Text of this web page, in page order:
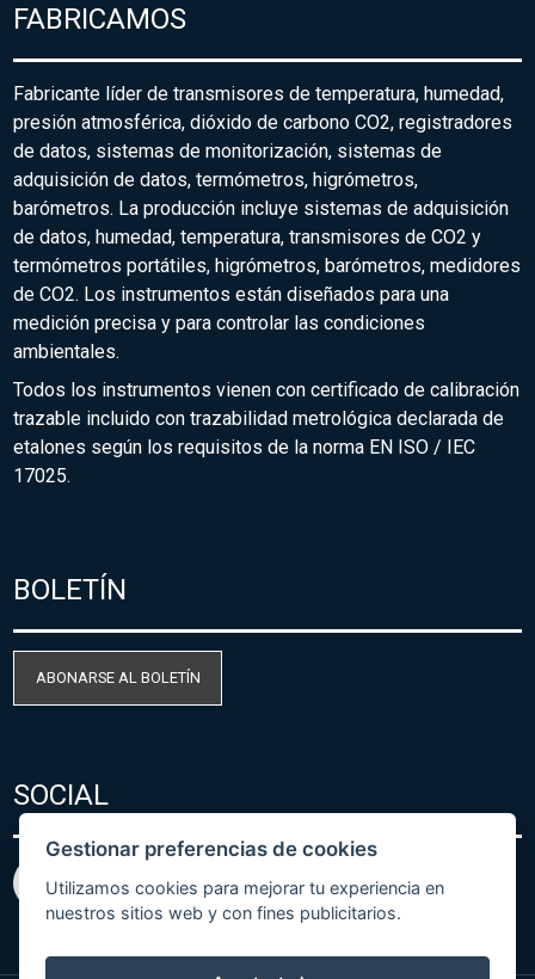
FABRICAMOS
Fabricante líder de transmisores de temperatura, humedad,
presión atmosférica, dióxido de carbono CO2, registradores
de datos, sistemas de monitorización, sistemas de
adquisición de datos, termómetros, higrómetros,
barómetros. La producción incluye sistemas de adquisición
de datos, humedad, temperatura, transmisores de CO2 y
termómetros portátiles, higrómetros, barómetros, medidores
de CO2. Los instrumentos están diseñados para una
medición precisa y para controlar las condiciones
ambientales.
Todos los instrumentos vienen con certificado de calibración
trazable incluido con trazabilidad metrológica declarada de
etalones según los requisitos de la norma EN ISO / IEC
17025.
BOLETÍN
ABONARSE AL BOLETÍN
SOCIAL
Gestionar preferencias de cookies
Utilizamos cookies para mejorar tu experiencia en
nuestros sitios web y con fines publicitarios.